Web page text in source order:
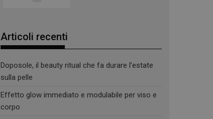
Articoli recenti
Doposole, il beauty ritual che fa durare l’estate
sulla pelle
Effetto glow immediato e modulabile per viso e
corpo